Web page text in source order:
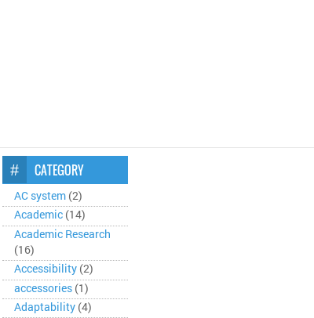
CATEGORY
AC system (2)
Academic (14)
Academic Research
(16)
Accessibility (2)
accessories (1)
Adaptability (4)